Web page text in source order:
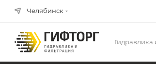
Челябинск
Гидравлика